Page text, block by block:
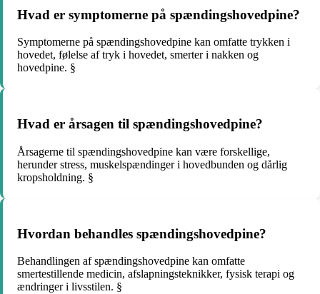
Hvad er symptomerne på spændingshovedpine?
Symptomerne på spændingshovedpine kan omfatte trykken i
hovedet, følelse af tryk i hovedet, smerter i nakken og
hovedpine. §
Hvad er årsagen til spændingshovedpine?
Årsagerne til spændingshovedpine kan være forskellige,
herunder stress, muskelspændinger i hovedbunden og dårlig
kropsholdning. §
Hvordan behandles spændingshovedpine?
Behandlingen af spændingshovedpine kan omfatte
smertestillende medicin, afslapningsteknikker, fysisk terapi og
ændringer i livsstilen. §